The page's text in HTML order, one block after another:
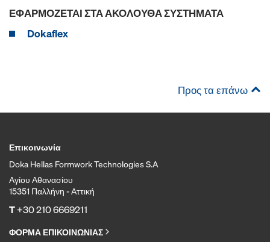
ΕΦΑΡΜΌΖΕΤΑΙ ΣΤΑ ΑΚΌΛΟΥΘΑ ΣΥΣΤΉΜΑΤΑ
Dokaflex
Προς τα επάνω
Επικοινωνία
Doka Hellas Formwork Technologies S.A
Αγίου Αθανασίου
15351 Παλλήνη - Αττική
T+30 210 6669211
ΦΟΡΜΑ ΕΠΙΚΟΙΝΩΝΙΑΣ